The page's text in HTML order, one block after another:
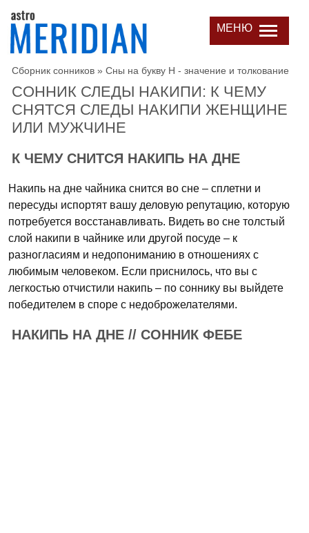
МЕНЮ
Сборник сонников » Сны на букву Н - значение и толкование
СОННИК СЛЕДЫ НАКИПИ: К ЧЕМУ
СНЯТСЯ СЛЕДЫ НАКИПИ ЖЕНЩИНЕ
ИЛИ МУЖЧИНЕ
К ЧЕМУ СНИТСЯ НАКИПЬ НА ДНЕ
Накипь на дне чайника снится во сне – сплетни и
пересуды испортят вашу деловую репутацию, которую
потребуется восстанавливать. Видеть во сне толстый
слой накипи в чайнике или другой посуде – к
разногласиям и недопониманию в отношениях с
любимым человеком. Если приснилось, что вы с
легкостью отчистили накипь – по соннику вы выйдете
победителем в споре с недоброжелателями.
НАКИПЬ НА ДНЕ // СОННИК ФЕБЕ